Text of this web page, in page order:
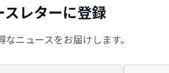
スレターに登録
ニュースをお届けします。